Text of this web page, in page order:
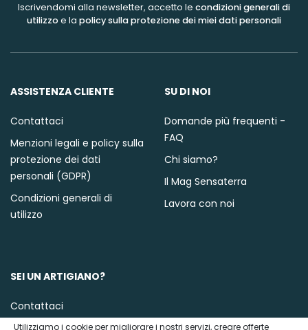
Iscrivendomi alla newsletter, accetto le condizioni generali di
utilizzoe la policy sulla protezione dei miei dati personali
ASSISTENZA CLIENTE
Contattaci
Menzioni legali e policy sulla
protezione dei dati
personali (GDPR)
Condizioni generali di
utilizzo
SU DI NOI
Domande più frequenti -
FAQ
Chi siamo?
Il Mag Sensaterra
Lavora con noi
SEI UN ARTIGIANO?
Contattaci
Utilizziamo i cookie per migliorare i nostri servizi, creare offerte